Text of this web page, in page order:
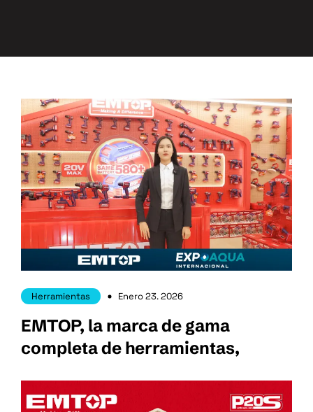
Herramientas Enero 23. 2026
EMTOP, la marca de gama
completa de herramientas,